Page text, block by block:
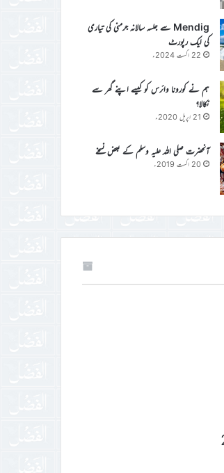
Mendig سے جلسہ سالانہ جرمنی کی تیاری
کی ایک رپورٹ
22 اگست 2024ء
ہم نے کورونا وائرس کو کیسے اپنے گھر سے
نکالا؟
21 اپریل 2020ء
آنحضرت صلی اللہ علیہ وسلم کے بعض نسخے
20 اگست 2019ء